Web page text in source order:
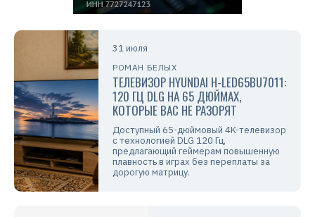
31 июля
РОМАН БЕЛЫХ
ТЕЛЕВИЗОР HYUNDAI H-LED65BU7011:
120 ГЦ DLG НА 65 ДЮЙМАХ,
КОТОРЫЕ ВАС НЕ РАЗОРЯТ
Доступный 65-дюймовый 4K-телевизор
с технологией DLG 120 Гц,
предлагающий геймерам повышенную
плавность в играх без переплаты за
дорогую матрицу.